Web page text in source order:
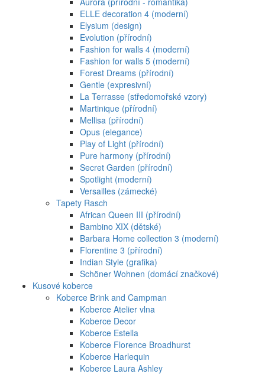
ELLE decoration 4 (moderní)
Elysium (design)
Evolution (přírodní)
Fashion for walls 4 (moderní)
Fashion for walls 5 (moderní)
Forest Dreams (přírodní)
Gentle (expresivní)
La Terrasse (středomořské vzory)
Martinique (přírodní)
Mellisa (přírodní)
Opus (elegance)
Play of Light (přírodní)
Pure harmony (přírodní)
Secret Garden (přírodní)
Spotlight (moderní)
Versailles (zámecké)
Tapety Rasch
African Queen III (přírodní)
Bambino XIX (dětské)
Barbara Home collection 3 (moderní)
Florentine 3 (přírodní)
Indian Style (grafika)
Schöner Wohnen (domácí značkové)
Kusové koberce
Koberce Brink and Campman
Koberce Atelier vlna
Koberce Decor
Koberce Estella
Koberce Florence Broadhurst
Koberce Harlequin
Koberce Laura Ashley